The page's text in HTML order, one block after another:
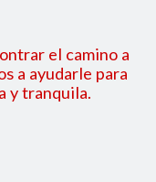
el camino a
a ayudarle para
y tranquila.